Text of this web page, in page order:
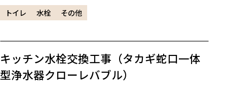
トイレ 水栓 その他
キッチン水栓交換工事（タカギ蛇口一体
型浄水器クローレバブル）